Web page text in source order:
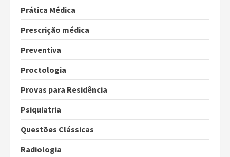
Prática Médica
Prescrição médica
Preventiva
Proctologia
Provas para Residência
Psiquiatria
Questões Clássicas
Radiologia